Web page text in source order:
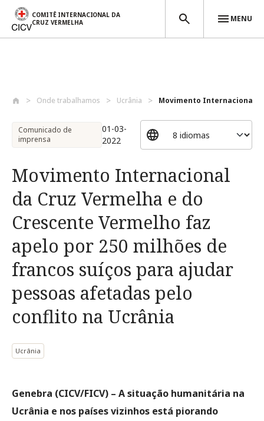
COMITÊ INTERNACIONAL DA
CRUZ VERMELHA
MENU
Onde trabalhamos Ucrânia Movimento Internacional
Comunicado de
imprensa
01-03-
2022
Movimento Internacional
da Cruz Vermelha e do
Crescente Vermelho faz
apelo por 250 milhões de
francos suíços para ajudar
pessoas afetadas pelo
conflito na Ucrânia
Ucrânia
Genebra (CICV/FICV) – A situação humanitária na
Ucrânia e nos países vizinhos está piorando